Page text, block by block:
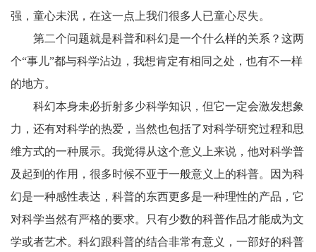
强，童心未泯，在这一点上我们很多人已童心尽失。
第二个问题就是科普和科幻是一个什么样的关系？这两
个“事儿”都与科学沾边，我想肯定有相同之处，也有不一样
的地方。
科幻本身未必折射多少科学知识，但它一定会激发想象
力，还有对科学的热爱，当然也包括了对科学研究过程和思
维方式的一种展示。我觉得从这个意义上来说，他对科学普
及起到的作用，很多时候不亚于一般意义上的科普。因为科
幻是一种感性表达，科普的东西更多是一种理性的产品，它
对科学当然有严格的要求。只有少数的科普作品才能成为文
学或者艺术。科幻跟科普的结合非常有意义，一部好的科普